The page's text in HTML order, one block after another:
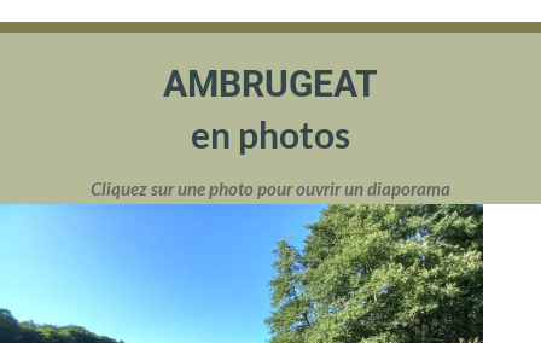
AMBRUGEAT
en photos
Cliquez sur une photo pour ouvrir un diaporama